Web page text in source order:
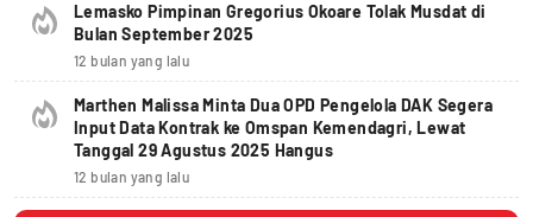
Lemasko Pimpinan Gregorius Okoare Tolak Musdat di
Bulan September 2025
12 bulan yang lalu
Marthen Malissa Minta Dua OPD Pengelola DAK Segera
Input Data Kontrak ke Omspan Kemendagri, Lewat
Tanggal 29 Agustus 2025 Hangus
12 bulan yang lalu